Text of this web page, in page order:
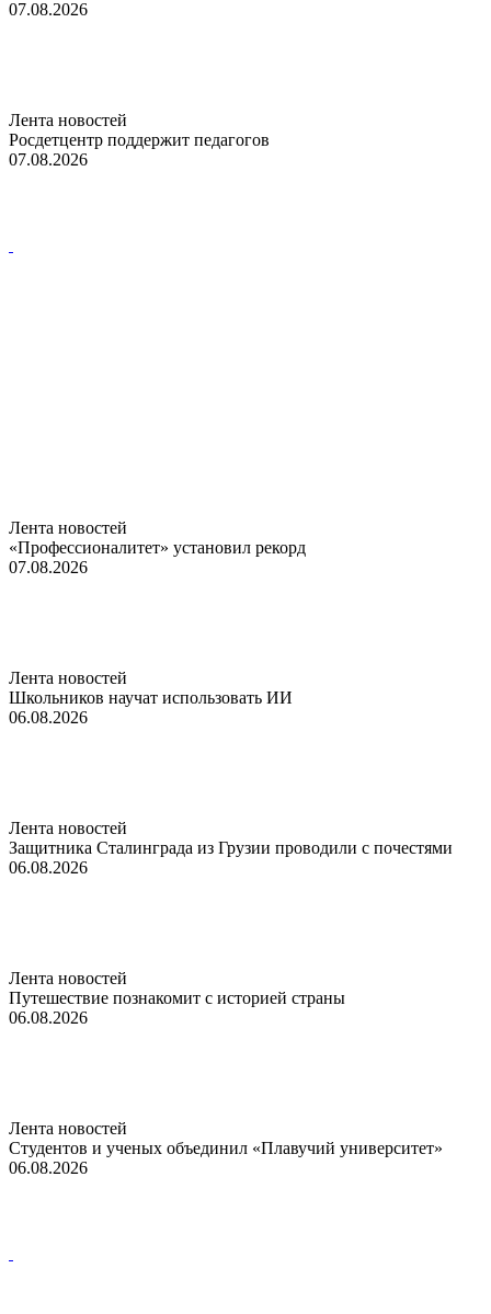
07.08.2026
Лента новостей
Росдетцентр поддержит педагогов
07.08.2026
Лента новостей
«Профессионалитет» установил рекорд
07.08.2026
Лента новостей
Школьников научат использовать ИИ
06.08.2026
Лента новостей
Защитника Сталинграда из Грузии проводили с почестями
06.08.2026
Лента новостей
Путешествие познакомит с историей страны
06.08.2026
Лента новостей
Студентов и ученых объединил «Плавучий университет»
06.08.2026